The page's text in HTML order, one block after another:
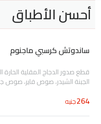
أحسن الأطباق
ساندوتش كرسبي ماجنوم
قطع صدور الدجاج المقلية
الجبنة الشيدر، صوص فاير، صوص
264جنيه